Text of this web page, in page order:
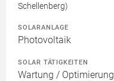
Schellenberg)
SOLARANLAGE
Photovoltaik
SOLAR TÄTIGKEITEN
Wartung / Optimierung